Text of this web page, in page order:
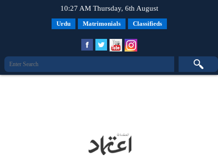
10:27 AM Thursday, 6th August
Urdu Matrimonials Classifieds